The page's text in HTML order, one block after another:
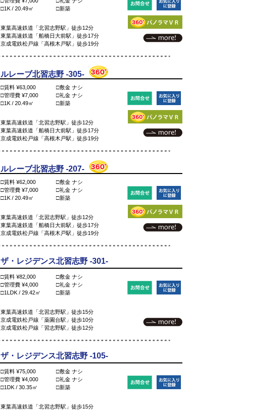
□1K / 20.49㎡
□新築
東葉高速鉄道「北習志野駅」徒歩12分
東葉高速鉄道「船橋日大前駅」徒歩17分
京成電鉄松戸線「高根木戸駅」徒歩19分
ルレーブ北習志野 -305-
□賃料 ¥63,000
□敷金 ナシ
□管理費 ¥7,000
□礼金 ナシ
□1K / 20.49㎡
□新築
東葉高速鉄道「北習志野駅」徒歩12分
東葉高速鉄道「船橋日大前駅」徒歩17分
京成電鉄松戸線「高根木戸駅」徒歩19分
ルレーブ北習志野 -207-
□賃料 ¥62,000
□敷金 ナシ
□管理費 ¥7,000
□礼金 ナシ
□1K / 20.49㎡
□新築
東葉高速鉄道「北習志野駅」徒歩12分
東葉高速鉄道「船橋日大前駅」徒歩17分
京成電鉄松戸線「高根木戸駅」徒歩19分
ザ・レジデンス北習志野 -301-
□賃料 ¥82,000
□敷金 ナシ
□管理費 ¥4,000
□礼金 ナシ
□1LDK / 29.42㎡
□新築
東葉高速鉄道「北習志野駅」徒歩15分
京成電鉄松戸線「薬園台駅」徒歩10分
京成電鉄松戸線「習志野駅」徒歩12分
ザ・レジデンス北習志野 -105-
□賃料 ¥75,000
□敷金 ナシ
□管理費 ¥4,000
□礼金 ナシ
□1DK / 30.35㎡
□新築
東葉高速鉄道「北習志野駅」徒歩15分